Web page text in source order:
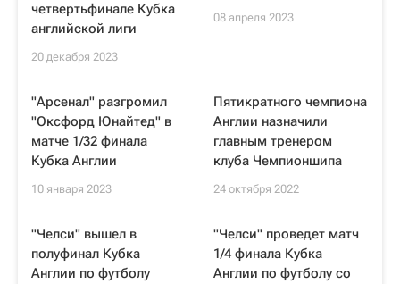
четвертьфинале Кубка
английской лиги
20 декабря 2023
08 апреля 2023
"Арсенал" разгромил
"Оксфорд Юнайтед" в
матче 1/32 финала
Кубка Англии
10 января 2023
Пятикратного чемпиона
Англии назначили
главным тренером
клуба Чемпионшипа
24 октября 2022
"Челси" вышел в
полуфинал Кубка
Англии по футболу
"Челси" проведет матч
1/4 финала Кубка
Англии по футболу со